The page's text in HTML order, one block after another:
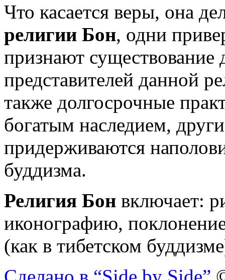
Что касается веры, она
религии Бон, одни
признают существование
представителей данной
также долгосрочные
богатым наследием,
придерживаются
буддизма.
Религия Бон включает:
иконографию,
(как в тибетском